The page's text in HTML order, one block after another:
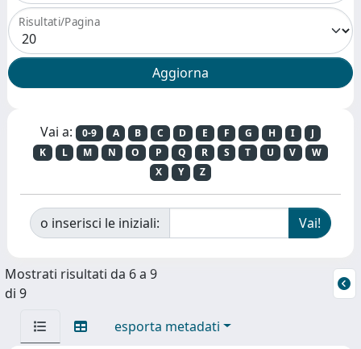
Risultati/Pagina
Vai a: 0-9 A B C D E F G H I
J
K
L M N O P Q R S T U V
W
X
Y Z
o inserisci le iniziali:
Mostrati risultati da 6 a 9
di 9
esporta metadati